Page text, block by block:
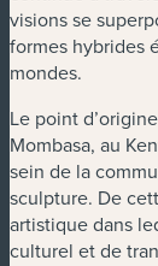
visions se
formes hybrides
mondes.
Le point
Mombasa, au
sein de la
sculpture. De
artistique dans
culturel et de